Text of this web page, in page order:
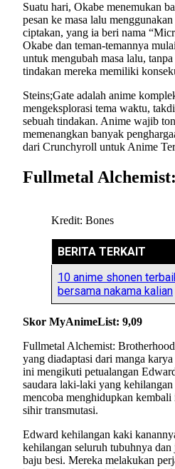
Suatu hari, Okabe menemukan
pesan ke masa lalu
ciptakan, yang ia beri nama
Okabe dan teman-temannya
untuk mengubah masa lalu,
tindakan mereka memiliki
Steins;Gate adalah anime
mengeksplorasi tema waktu,
sebuah tindakan. Anime wajib
memenangkan banyak
dari Crunchyroll untuk Anime
Fullmetal
Kredit: Bones
BERITA TERKAIT
10 anime shonen
bersama nakama kalian
Skor MyAnimeList: 9,09
Fullmetal Alchemist:
yang diadaptasi dari manga
ini mengikuti petualangan
saudara laki-laki yang
mencoba menghidupkan
sihir transmutasi.
Edward kehilangan kaki
kehilangan seluruh tubuhnya
baju besi. Mereka melakukan